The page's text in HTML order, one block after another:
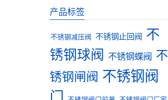
产品标签
不锈钢减压阀 不锈钢止回阀
不
锈钢球阀
不锈钢蝶阀 不
锈钢闸阀 不锈钢阀